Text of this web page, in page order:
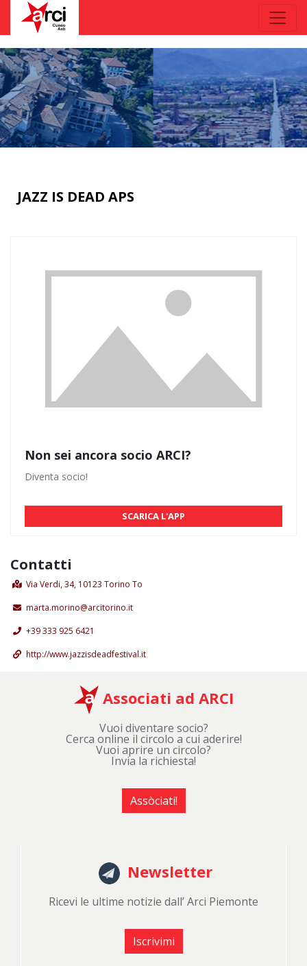
JAZZ IS DEAD APS
Non sei ancora socio ARCI?
Diventa socio!
SCARICA L'APP
Contatti
Via Verdi, 34, 10123 Torino To
marta.morino@arcitorino.it
+39 333 925 6421
http://www.jazzisdeadfestival.it
Associati ad ARCI
Vuoi diventare socio?
Cerca online il circolo a cui aderire!
Vuoi aprire un circolo?
Invia la richiesta!
Assòciati!
Newsletter
Ricevi le ultime notizie dall’ Arci Piemonte
Iscrivimi